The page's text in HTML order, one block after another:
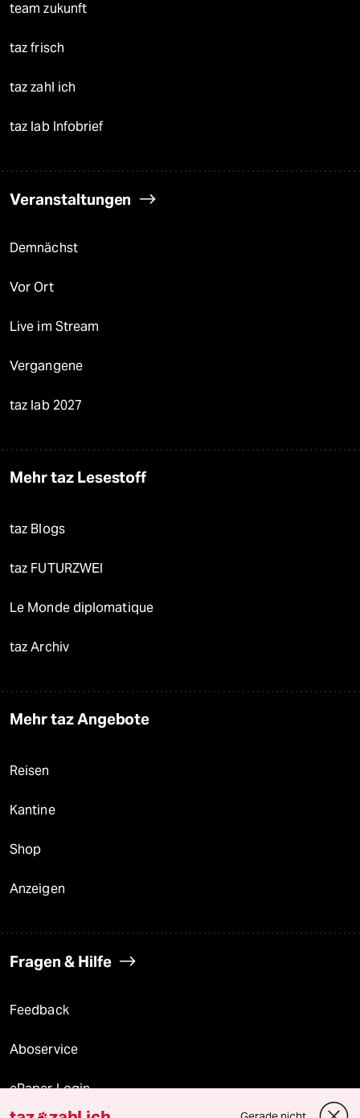
team zukunft
taz frisch
taz zahl ich
taz lab Infobrief
Veranstaltungen
Demnächst
Vor Ort
Live im Stream
Vergangene
taz lab 2027
Mehr taz Lesestoff
taz Blogs
taz FUTURZWEI
Le Monde diplomatique
taz Archiv
Mehr taz Angebote
Reisen
Kantine
Shop
Anzeigen
Fragen & Hilfe
Feedback
Aboservice
ePaper Login